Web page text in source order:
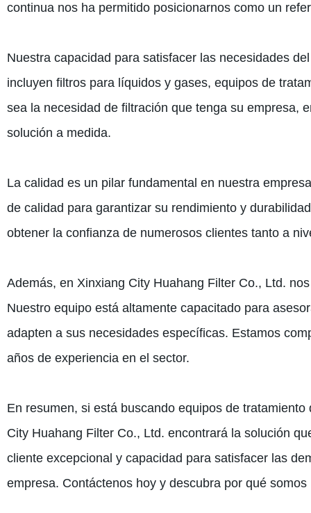
continua nos ha permitido posicionarnos como un
Nuestra capacidad para satisfacer las necesidades
incluyen filtros para líquidos y gases, equipos de
sea la necesidad de filtración que tenga su empresa,
solución a medida.
La calidad es un pilar fundamental en nuestra
de calidad para garantizar su rendimiento y
obtener la confianza de numerosos clientes tanto a
Además, en Xinxiang City Huahang Filter Co., Ltd.
Nuestro equipo está altamente capacitado para
adapten a sus necesidades específicas. Estamos
años de experiencia en el sector.
En resumen, si está buscando equipos de
City Huahang Filter Co., Ltd. encontrará la solución
cliente excepcional y capacidad para satisfacer las
empresa. Contáctenos hoy y descubra por qué